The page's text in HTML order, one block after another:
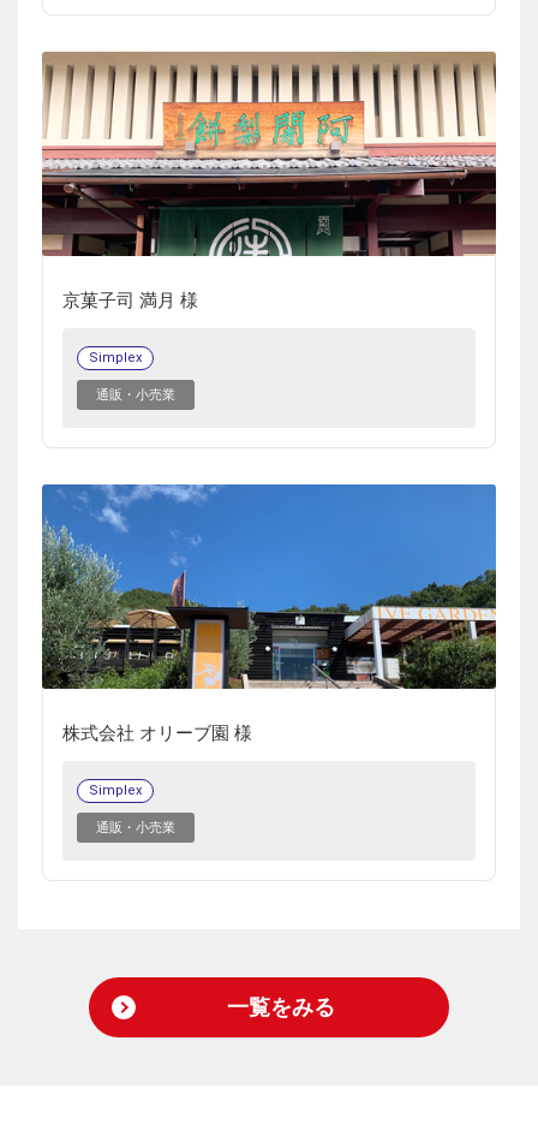
京菓子司 満月 様
Simplex
通販・小売業
株式会社 オリーブ園 様
Simplex
通販・小売業
一覧をみる